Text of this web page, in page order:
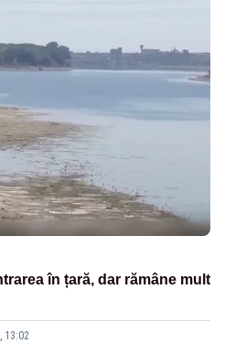
în țară, dar rămâne mult
13:02